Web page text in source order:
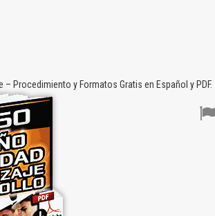
Procedimiento y Formatos Gratis en Español y PDF.